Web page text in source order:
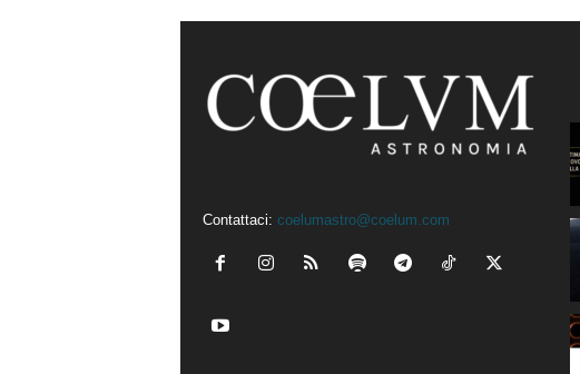
Contattaci: coelumastro@coelum.com